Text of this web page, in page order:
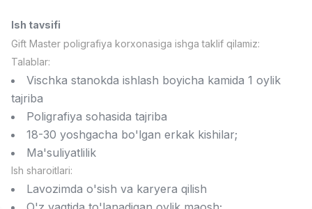
Farmatsevt
3,000,000 - 10,000,000 sum/
Sotuv Operatori (Faqat qizlar!)
Kelishiladi
NAFF
Full time job
Ish joyidan
Sotuv bo'yicha agent
Kelishiladi
Ish tavsifi
Gift Master poligrafiya korxonasiga ishga taklif qilamiz:
Talablar:
Vischka stanokda ishlash boyicha kamida 1 oylik
tajriba
Poligrafiya sohasida tajriba
18-30 yoshgacha bo'lgan erkak kishilar;
Ma'suliyatlilik
Ish sharoitlari:
Lavozimda o'sish va karyera qilish
Vakansiyalar Sohalar Korxonalar